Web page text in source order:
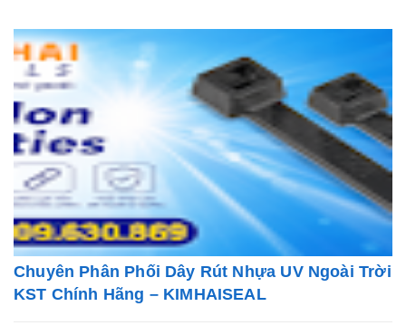
Chuyên Phân Phối Dây Rút Nhựa UV Ngoài Trời
KST Chính Hãng – KIMHAISEAL